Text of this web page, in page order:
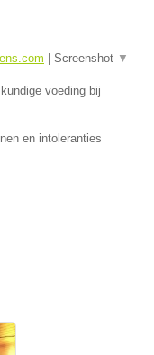
Screenshot ▼
voeding bij
en intoleranties